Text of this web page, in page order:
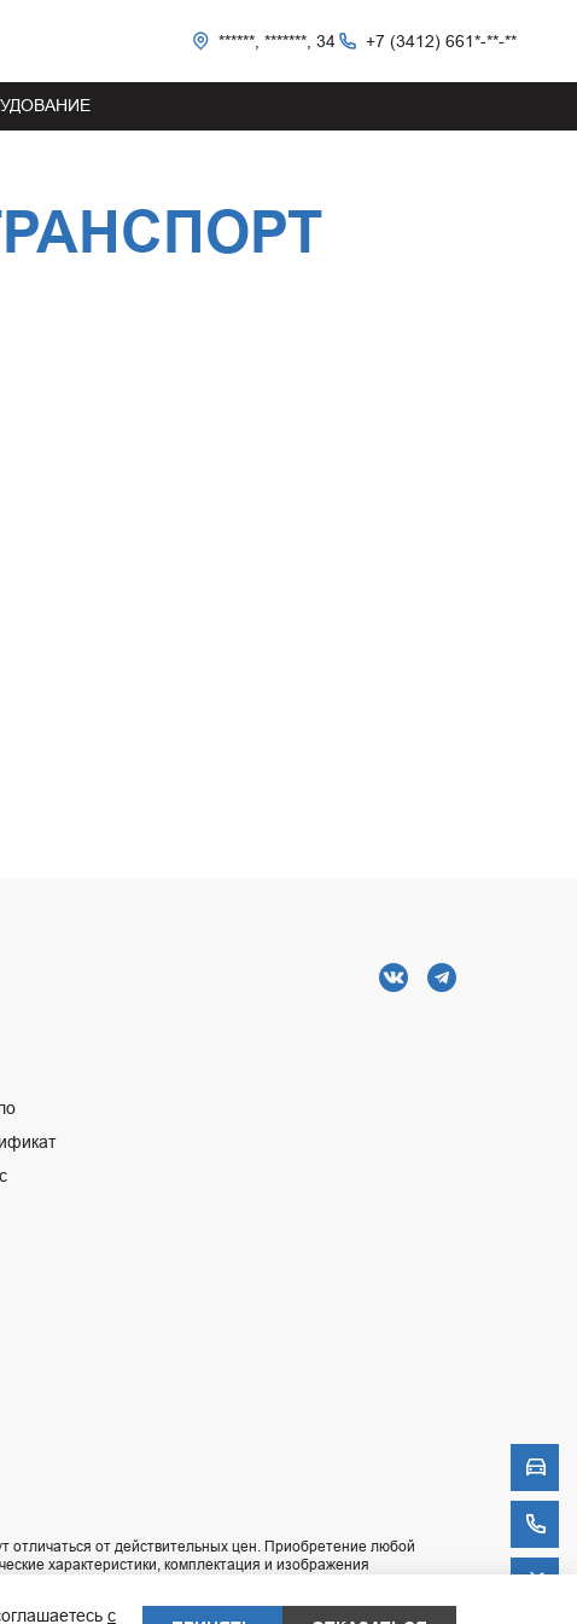
******, *******, 34 +7 (3412) 661*-**-**
от действительных цен. Приобретение любой
характеристики, комплектация и изображения
с